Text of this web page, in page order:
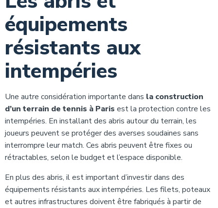
équipements
résistants aux
intempéries
Une autre considération importante dans la construction
d’un terrain de tennis à Paris est la protection contre les
intempéries. En installant des abris autour du terrain, les
joueurs peuvent se protéger des averses soudaines sans
interrompre leur match. Ces abris peuvent être fixes ou
rétractables, selon le budget et l’espace disponible.
En plus des abris, il est important d’investir dans des
équipements résistants aux intempéries. Les filets, poteaux
et autres infrastructures doivent être fabriqués à partir de